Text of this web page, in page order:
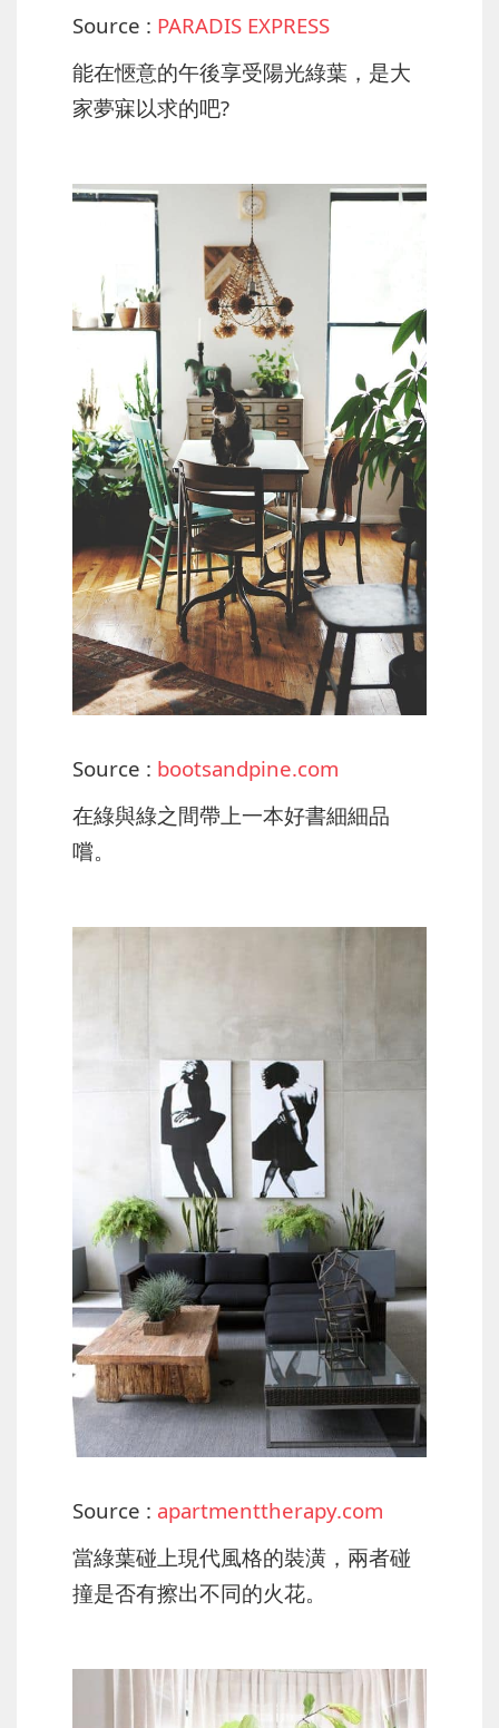
Source : PARADIS EXPRESS
能在愜意的午後享受陽光綠葉，是大
家夢寐以求的吧?
Source : bootsandpine.com
在綠與綠之間帶上一本好書細細品
嚐。
Source : apartmenttherapy.com
當綠葉碰上現代風格的裝潢，兩者碰
撞是否有擦出不同的火花。